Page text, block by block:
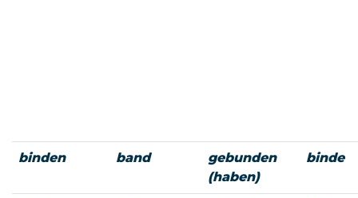
binden band
gebunden
(haben)
binde